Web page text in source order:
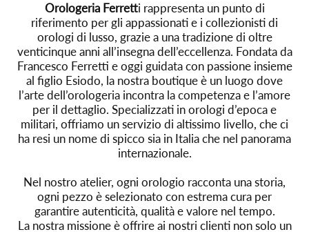
Orologeria Ferretti rappresenta un punto di
riferimento per gli appassionati e i collezionisti di
orologi di lusso, grazie a una tradizione di oltre
venticinque anni all’insegna dell’eccellenza. Fondata da
Francesco Ferretti e oggi guidata con passione insieme
al figlio Esiodo, la nostra boutique è un luogo dove
l’arte dell’orologeria incontra la competenza e l’amore
per il dettaglio. Specializzati in orologi d’epoca e
militari, offriamo un servizio di altissimo livello, che ci
ha resi un nome di spicco sia in Italia che nel panorama
internazionale.
Nel nostro atelier, ogni orologio racconta una storia,
ogni pezzo è selezionato con estrema cura per
garantire autenticità, qualità e valore nel tempo.
La nostra missione è offrire ai nostri clienti non solo un